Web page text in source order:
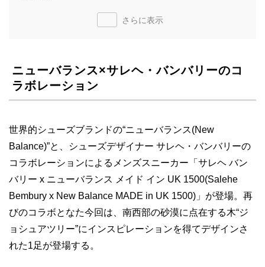
さらに表示
ニューバランス×サレヘ・バンバリーのコ
ラボレーション
世界的シューズブランドの“ニューバランス(New
Balance)”と、シューズデザイナー サレヘ・バンバリーの
コラボレーションによるメンズスニーカー「サレヘ バン
バリー x ニューバランス メイド イン UK 1500(Salehe
Bembury x New Balance MADE in UK 1500)」が登場。再
びのコラボとなた今回は、南西部の砂漠に点在する木“ジ
ョシュアツリー”にインスピレーションを得てデザインさ
れた1足が登場する。